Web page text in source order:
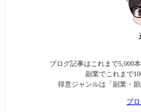
ブログ記事はこれまで5,000
副業でこれまで
得意ジャンルは「副業・
プ